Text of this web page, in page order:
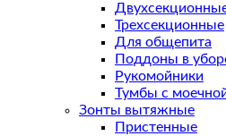
Трехсекционные
Для общепита
Поддоны в
Рукомойники
Тумбы с
Зонты вытяжные
Пристенные